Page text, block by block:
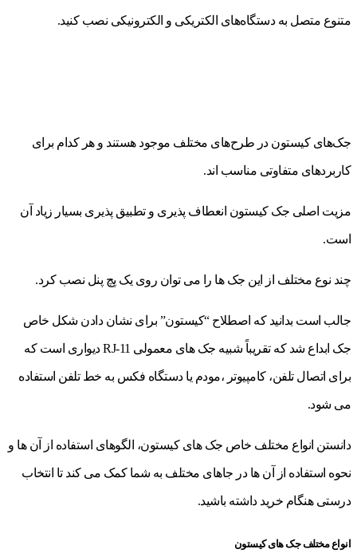
متنوع متصل به دستگاه‌های الکتریکی و الکترونیکی نصب کنید.
جک‌های کیستون در طرح‌های مختلف موجود هستند و هر کدام برای
کاربردهای متفاوتی مناسب اند.
مزیت اصلی جک کیستون انعطاف پذیری و تطبیق پذیری بسیار زیاد آن
است.
چند نوع مختلف از این جک ها را می توان روی یک پچ پنل نصب کرد.
جالب است بدانید که اصطلاح “کیستون” برای نشان دادن شکل خاص
جک ابداع شد که تقریباً شبیه جک های معمولی RJ-11 دیواری است که
برای اتصال تلفن، کامپیوتر ،مودم یا دستگاه فکس به خط تلفن استفاده
می شود.
دانستن انواع مختلف خاص جک های کیستون، الگوهای استفاده از آن ها و
نحوه استفاده از آن ها در جاهای مختلف به شما کمک می کند تا انتخاب
درستی هنگام خرید داشته باشید.
انواع مختلف جک های کیستون